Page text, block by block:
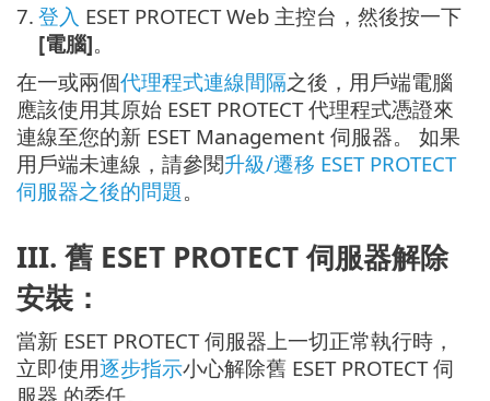
7. 登入 ESET PROTECT Web 主控台，然後按一下
[電腦]。
在一或兩個代理程式連線間隔之後，用戶端電腦
應該使用其原始 ESET PROTECT 代理程式憑證來
連線至您的新 ESET Management 伺服器。 如果
用戶端未連線，請參閱升級/遷移 ESET PROTECT
伺服器之後的問題。
III. 舊 ESET PROTECT 伺服器解除
安裝：
當新 ESET PROTECT 伺服器上一切正常執行時，
立即使用逐步指示小心解除舊 ESET PROTECT 伺
服器 的委任。